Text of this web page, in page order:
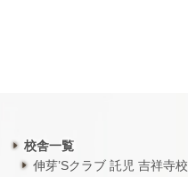
校舎一覧
伸芽’Sクラブ 託児 吉祥寺校